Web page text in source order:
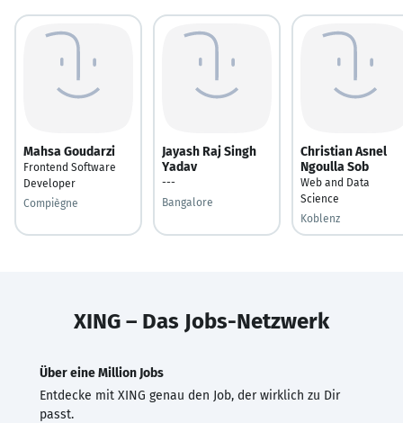
Mahsa Goudarzi
Frontend Software
Developer
Compiègne
Jayash Raj Singh
Yadav
---
Bangalore
Christian Asnel
Ngoulla Sob
Web and Data
Science
Koblenz
XING – Das Jobs-Netzwerk
Über eine Million Jobs
Entdecke mit XING genau den Job, der wirklich zu Dir
passt.